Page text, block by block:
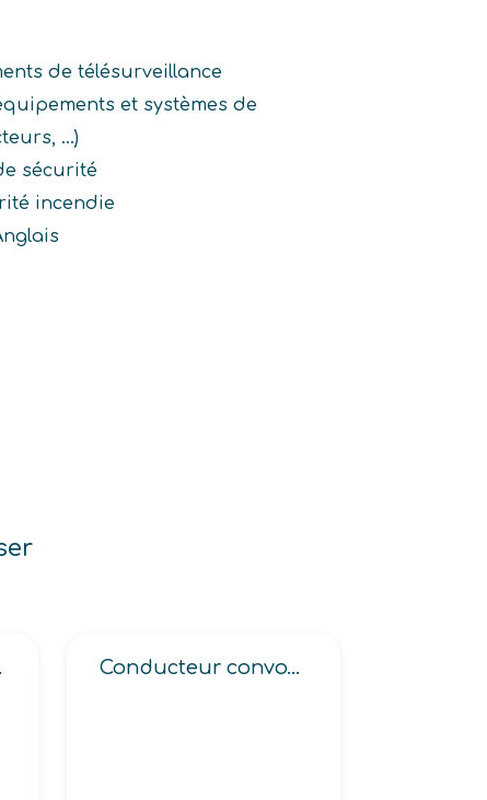
de télésurveillance
et systèmes de
...)
sécurité
incendie
Conducteur convoyeur de véhicule